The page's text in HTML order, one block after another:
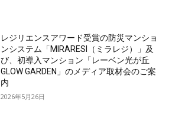
レジリエンスアワード受賞の防災マンショ
ンシステム「MIRARESI（ミラレジ）」及
び、初導入マンション「レーベン光が丘
GLOW GARDEN」のメディア取材会のご案
内
2026年5月26日